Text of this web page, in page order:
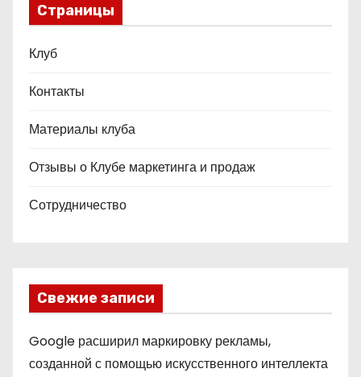
Страницы
Клуб
Контакты
Материалы клуба
Отзывы о Клубе маркетинга и продаж
Сотрудничество
Свежие записи
Google расширил маркировку рекламы,
созданной с помощью искусственного интеллекта